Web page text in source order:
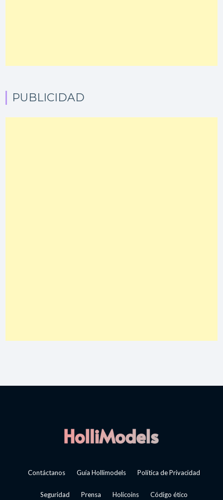
PUBLICIDAD
Contáctanos Guía Hollimodels Política de Privacidad
Seguridad Prensa Holicoins Código ético